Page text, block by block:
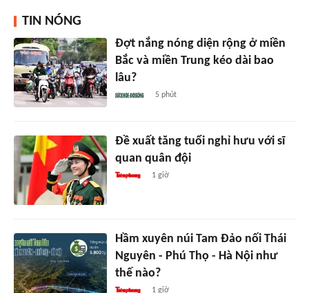
TIN NÓNG
Đợt nắng nóng diện rộng ở miền
Bắc và miền Trung kéo dài bao
lâu?
5 phút
Đề xuất tăng tuổi nghỉ hưu với sĩ
quan quân đội
1 giờ
Hầm xuyên núi Tam Đảo nối Thái
Nguyên - Phú Thọ - Hà Nội như
thế nào?
1 giờ